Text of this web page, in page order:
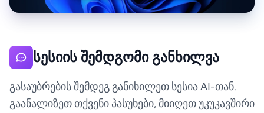
სესიის შემდგომი განხილვა
გასაუბრების შემდეგ განიხილეთ სესია AI-თან.
გაანალიზეთ თქვენი პასუხები, მიიღეთ უკუკავშირი